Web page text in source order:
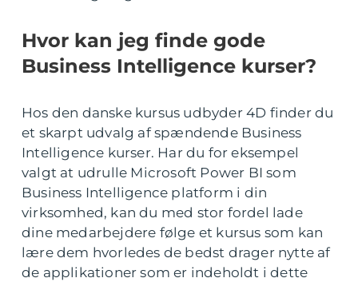
Hvor kan jeg finde gode
Business Intelligence kurser?
Hos den danske kursus udbyder 4D finder du
et skarpt udvalg af spændende Business
Intelligence kurser. Har du for eksempel
valgt at udrulle Microsoft Power BI som
Business Intelligence platform i din
virksomhed, kan du med stor fordel lade
dine medarbejdere følge et kursus som kan
lære dem hvorledes de bedst drager nytte af
de applikationer som er indeholdt i dette